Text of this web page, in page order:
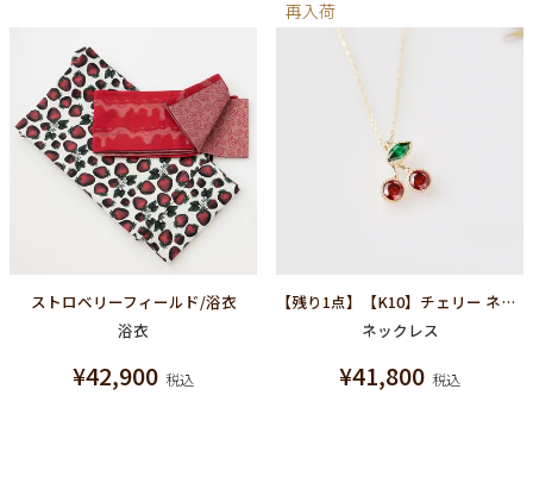
ストロベリーフィールド/浴衣
浴衣
¥42,900 税込
再入荷
【残り1点】【K10】チェリー ネックレス
ネックレス
¥41,800 税込